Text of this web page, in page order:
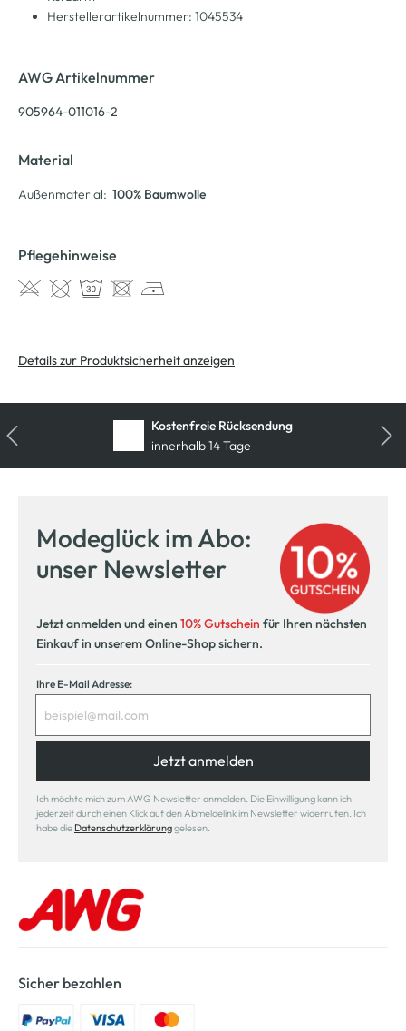
Herstellerartikelnummer: 1045534
AWG Artikelnummer
905964-011016-2
Material
Außenmaterial: 100% Baumwolle
Pflegehinweise
Details zur Produktsicherheit anzeigen
Kostenfreie Rücksendung
innerhalb 14 Tage
Modeglück im Abo:
unser Newsletter
Jetzt anmelden und einen 10% Gutschein für Ihren nächsten
Einkauf in unserem Online-Shop sichern.
Ihre E-Mail Adresse:
Jetzt anmelden
Ich möchte mich zum AWG Newsletter anmelden. Die Einwilligung kann ich
jederzeit durch einen Klick auf den Abmeldelink im Newsletter widerrufen. Ich
habe die Datenschutzerklärunggelesen.
Sicher bezahlen